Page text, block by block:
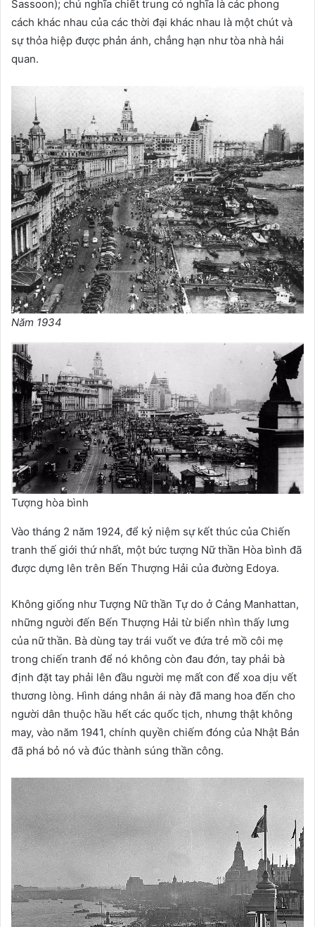
Sassoon); chủ nghĩa chiết trung có nghĩa là các phong
cách khác nhau của các thời đại khác nhau là một chút và
sự thỏa hiệp được phản ánh, chẳng hạn như tòa nhà hải
quan.
Năm 1934
Tượng hòa bình
Vào tháng 2 năm 1924, để kỷ niệm sự kết thúc của Chiến
tranh thế giới thứ nhất, một bức tượng Nữ thần Hòa bình đã
được dựng lên trên Bến Thượng Hải của đường Edoya.
Không giống như Tượng Nữ thần Tự do ở Cảng Manhattan,
những người đến Bến Thượng Hải từ biển nhìn thấy lưng
của nữ thần. Bà dùng tay trái vuốt ve đứa trẻ mồ côi mẹ
trong chiến tranh để nó không còn đau đớn, tay phải bà
định đặt tay phải lên đầu người mẹ mất con để xoa dịu vết
thương lòng. Hình dáng nhân ái này đã mang hoa đến cho
người dân thuộc hầu hết các quốc tịch, nhưng thật không
may, vào năm 1941, chính quyền chiếm đóng của Nhật Bản
đã phá bỏ nó và đúc thành súng thần công.